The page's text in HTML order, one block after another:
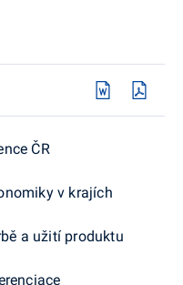
ČR
v krajích
a užití produktu